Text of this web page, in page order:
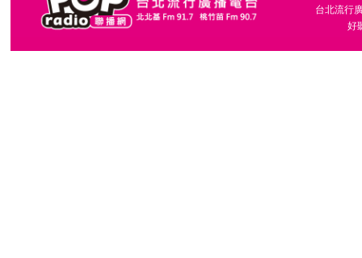
台北流行
好